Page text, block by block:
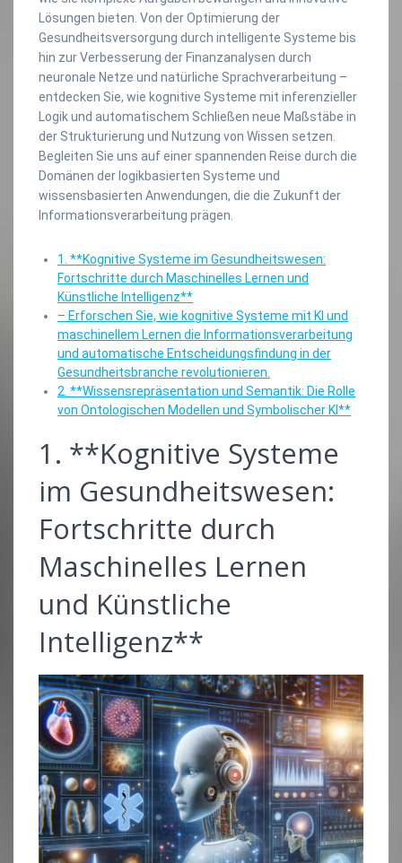
Lösungen bieten. Von der Optimierung der
Gesundheitsversorgung durch intelligente Systeme bis
hin zur Verbesserung der Finanzanalysen durch
neuronale Netze und natürliche Sprachverarbeitung –
entdecken Sie, wie kognitive Systeme mit inferenzieller
Logik und automatischem Schließen neue Maßstäbe in
der Strukturierung und Nutzung von Wissen setzen.
Begleiten Sie uns auf einer spannenden Reise durch die
Domänen der logikbasierten Systeme und
wissensbasierten Anwendungen, die die Zukunft der
Informationsverarbeitung prägen.
1. **Kognitive Systeme im Gesundheitswesen:
Fortschritte durch Maschinelles Lernen und
Künstliche Intelligenz**
– Erforschen Sie, wie kognitive Systeme mit KI und
maschinellem Lernen die Informationsverarbeitung
und automatische Entscheidungsfindung in der
Gesundheitsbranche revolutionieren.
2. **Wissensrepräsentation und Semantik: Die Rolle
von Ontologischen Modellen und Symbolischer KI**
1. **Kognitive Systeme
im Gesundheitswesen:
Fortschritte durch
Maschinelles Lernen
und Künstliche
Intelligenz**